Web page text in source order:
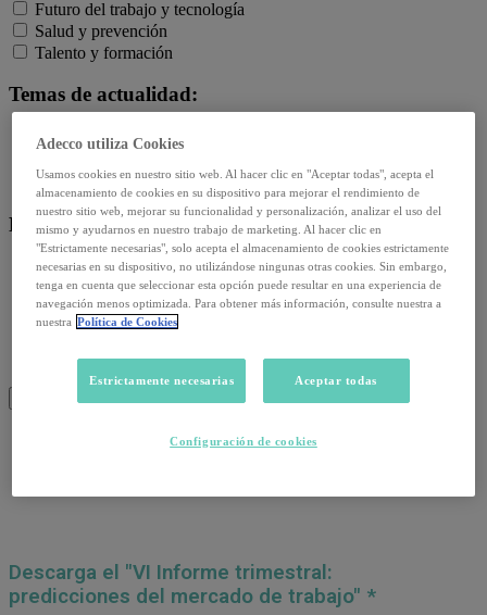
Futuro del trabajo y tecnología
Salud y prevención
Talento y formación
Temas de actualidad:
Reformas laborales
Salud emocional y post-pandemia
Recursos:
Artículos
Infografías
Informes
Podcast
Video
Webinar
Descarga el "VI Informe trimestral:
predicciones del mercado de trabajo" *
Adecco utiliza Cookies
Usamos cookies en nuestro sitio web. Al hacer clic en "Aceptar todas", acepta el
almacenamiento de cookies en su dispositivo para mejorar el rendimiento de
nuestro sitio web, mejorar su funcionalidad y personalización, analizar el uso del
mismo y ayudarnos en nuestro trabajo de marketing. Al hacer clic en
"Estrictamente necesarias", solo acepta el almacenamiento de cookies estrictamente
necesarias en su dispositivo, no utilizándose ningunas otras cookies. Sin embargo,
tenga en cuenta que seleccionar esta opción puede resultar en una experiencia de
navegación menos optimizada. Para obtener más información, consulte nuestra a
nuestra Política de Cookies
Estrictamente necesarias Aceptar todas
Configuración de cookies